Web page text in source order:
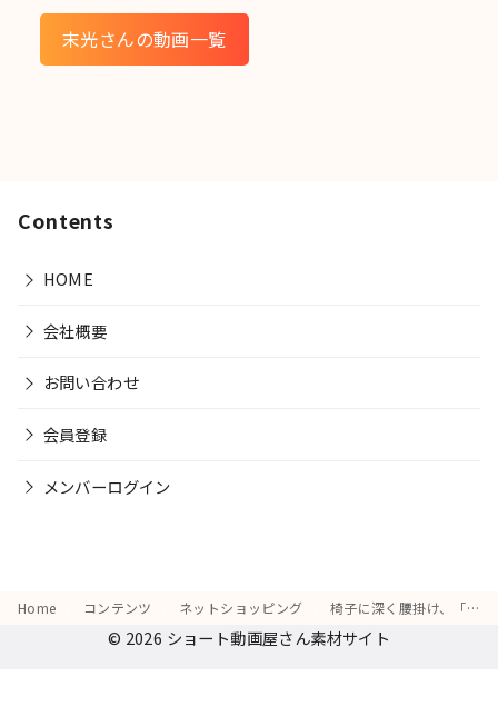
末光さんの動画一覧
Contents
HOME
会社概要
お問い合わせ
会員登録
メンバーログイン
Home コンテンツ ネットショッピング 椅子に深く腰掛け、「ポイントを貯めて次回の買い物をお得にする」と計算する姿
© 2026 ショート動画屋さん素材サイト